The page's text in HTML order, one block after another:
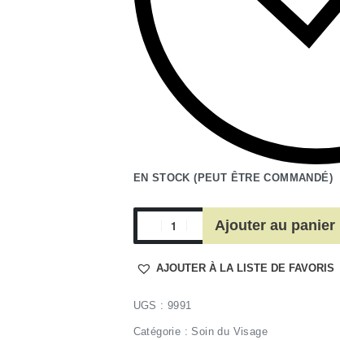
EN STOCK (PEUT ÊTRE COMMANDÉ)
Ajouter au panier
AJOUTER À LA LISTE DE FAVORIS
9991
Catégorie :Soin du Visage